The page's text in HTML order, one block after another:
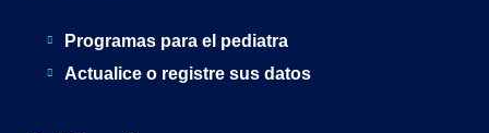
Programas para el pediatra
Actualice o registre sus datos